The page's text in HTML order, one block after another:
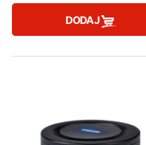
DODAJ